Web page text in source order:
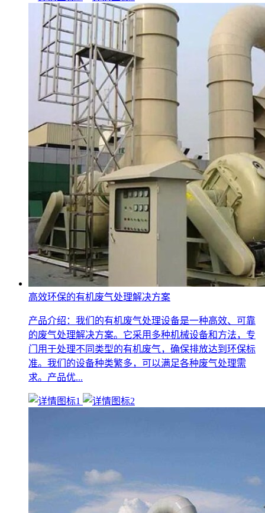
高效环保的有机废气处理解决方案
产品介绍：我们的有机废气处理设备是一种高效、可靠
的废气处理解决方案。它采用多种机械设备和方法，专
门用于处理不同类型的有机废气，确保排放达到环保标
准。我们的设备种类繁多，可以满足各种废气处理需
求。产品优...